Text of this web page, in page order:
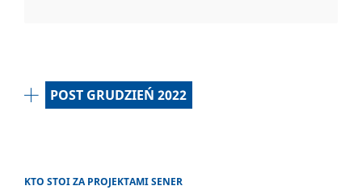
POST GRUDZIEŃ 2022
KTO STOI ZA PROJEKTAMI SENER